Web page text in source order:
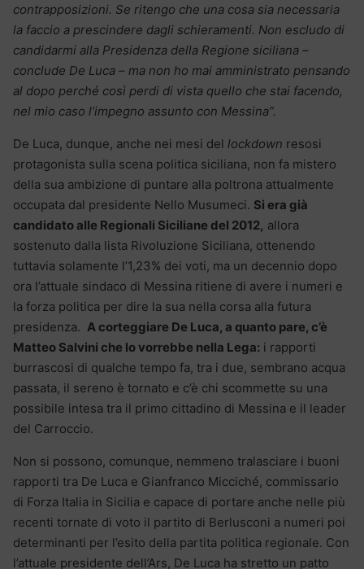
contrapposizioni. Se ritengo che una cosa sia necessaria
la faccio a prescindere dagli schieramenti. Non escludo di
candidarmi alla Presidenza della Regione siciliana –
conclude De Luca – ma non ho mai amministrato pensando
al dopo perché così perdi di vista quello che stai facendo,
nel mio caso l’impegno assunto con Messina”.
De Luca, dunque, anche nei mesi del lockdown resosi
protagonista sulla scena politica siciliana, non fa mistero
della sua ambizione di puntare alla poltrona attualmente
occupata dal presidente Nello Musumeci. Si era già
candidato alle Regionali Siciliane del 2012, allora
sostenuto dalla lista Rivoluzione Siciliana, ottenendo
tuttavia solamente l’1,23% dei voti, ma un decennio dopo
ora l’attuale sindaco di Messina ritiene di avere i numeri e
la forza politica per dire la sua nella corsa alla futura
presidenza. A corteggiare De Luca, a quanto pare, c’è
Matteo Salvini che lo vorrebbe nella Lega: i rapporti
burrascosi di qualche tempo fa, tra i due, sembrano acqua
passata, il sereno è tornato e c’è chi scommette su una
possibile intesa tra il primo cittadino di Messina e il leader
del Carroccio.
Non si possono, comunque, nemmeno tralasciare i buoni
rapporti tra De Luca e Gianfranco Micciché, commissario
di Forza Italia in Sicilia e capace di portare anche nelle più
recenti tornate di voto il partito di Berlusconi a numeri poi
determinanti per l’esito della partita politica regionale. Con
l’attuale presidente dell’Ars, De Luca ha stretto un patto